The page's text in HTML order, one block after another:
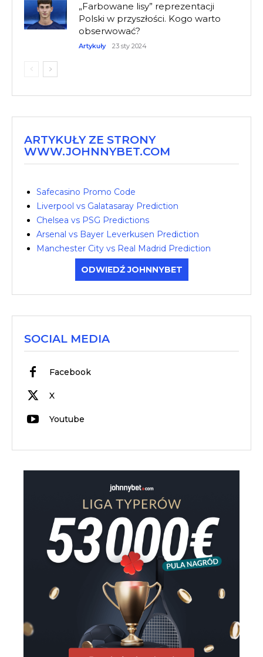
„Farbowane lisy” reprezentacji
Polski w przyszłości. Kogo warto
obserwować?
Artykuły 23 sty 2024
ARTYKUŁY ZE STRONY
WWW.JOHNNYBET.COM
Safecasino Promo Code
Liverpool vs Galatasaray Prediction
Chelsea vs PSG Predictions
Arsenal vs Bayer Leverkusen Prediction
Manchester City vs Real Madrid Prediction
ODWIEDŹ JOHNNYBET
SOCIAL MEDIA
Facebook
X
Youtube